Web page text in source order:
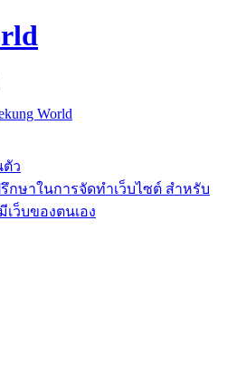
World
ตัว
กษาในการจัดทำเว็บไซต์ สำหรับ
เว็บของตนเอง